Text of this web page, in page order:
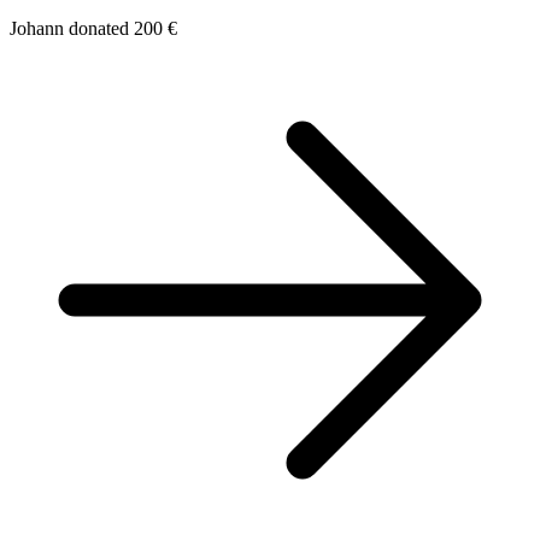
Johann donated 200 €